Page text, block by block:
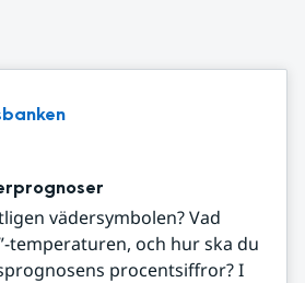
vädersymbolen? Vad
temperaturen, och hur ska du
procentsiffror? I